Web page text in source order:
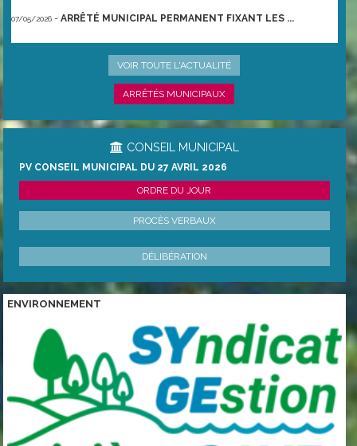
07/05/2026 ARRÊTÉ MUNICIPAL PERMANENT FIXANT LES ...
UNE NAISSANCE UN ARBRE
VOIR TOUTE L'ACTUALITÉ
ARRÊTÉS MUNICIPAUX
CONSEIL MUNICIPAL
PV CONSEIL MUNICIPAL DU 27 AVRIL 2026
ORDRE DU JOUR
PROCÈS VERBAUX
DÉLIBÉRATION
ENVIRONNEMENT